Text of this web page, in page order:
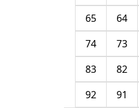
64
65
73
74
82
83
91
92